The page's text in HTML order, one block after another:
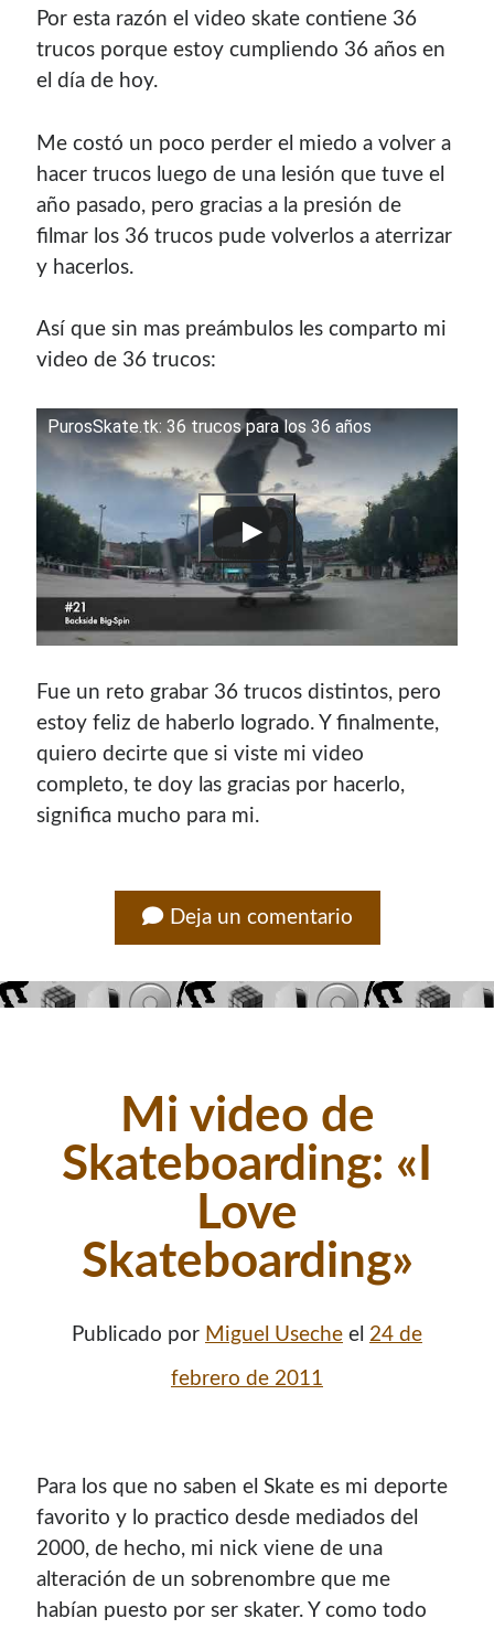
Por esta razón el video skate contiene 36
trucos porque estoy cumpliendo 36 años en
el día de hoy.
Me costó un poco perder el miedo a volver a
hacer trucos luego de una lesión que tuve el
año pasado, pero gracias a la presión de
filmar los 36 trucos pude volverlos a aterrizar
y hacerlos.
Así que sin mas preámbulos les comparto mi
video de 36 trucos:
PurosSkate.tk: 36 trucos para los 36 años
Fue un reto grabar 36 trucos distintos, pero
estoy feliz de haberlo logrado. Y finalmente,
quiero decirte que si viste mi video
completo, te doy las gracias por hacerlo,
significa mucho para mi.
Deja un comentario
Mi video de
Skateboarding: «I
Love
Skateboarding»
Publicado por Miguel Useche el 24 de
febrero de 2011
Para los que no saben el Skate es mi deporte
favorito y lo practico desde mediados del
2000, de hecho, mi nick viene de una
alteración de un sobrenombre que me
habían puesto por ser skater. Y como todo